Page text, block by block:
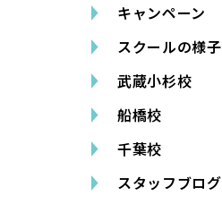
キャンペーン
スクールの様子
武蔵小杉校
船橋校
千葉校
スタッフブログ